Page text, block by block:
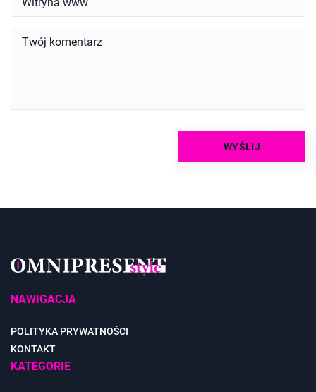
NAWIGACJA
POLITYKA PRYWATNOŚCI
KONTAKT
KATEGORIE